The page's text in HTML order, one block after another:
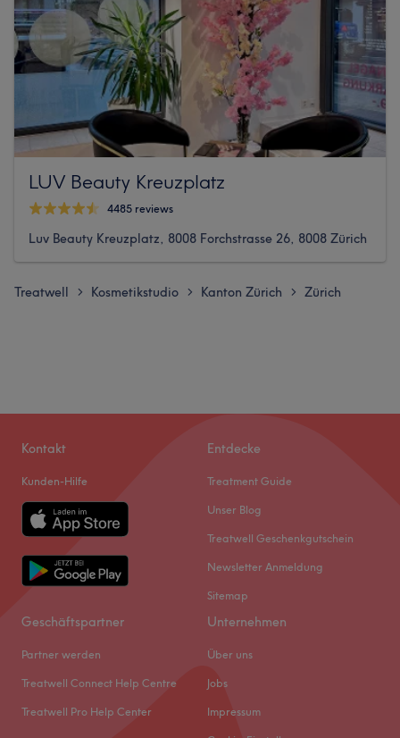
LUV Beauty Kreuzplatz
4485 reviews
Luv Beauty Kreuzplatz, 8008 Forchstrasse 26, 8008 Zürich
Treatwell > Kosmetikstudio > Kanton Zürich > Zürich
Kontakt
Kunden-Hilfe
Entdecke
Treatment Guide
Unser Blog
Treatwell Geschenkgutschein
Newsletter Anmeldung
Sitemap
Geschäftspartner
Partner werden
Treatwell Connect Help Centre
Treatwell Pro Help Center
Unternehmen
Über uns
Jobs
Impressum